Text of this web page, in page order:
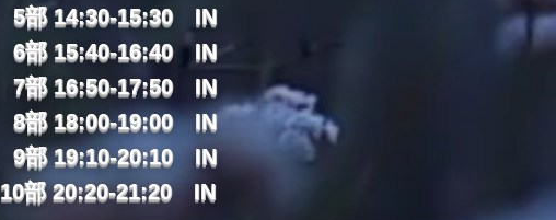
5部 14:30-15:30 IN
6部 15:40-16:40 IN
7部 16:50-17:50 IN
8部 18:00-19:00IN
9部 19:10-20:10IN
10部 20:20-21:20 IN